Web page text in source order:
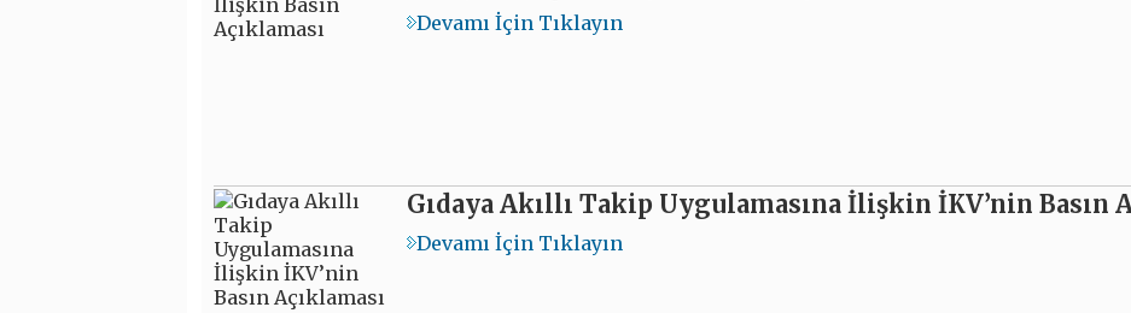
Devamı İçin Tıklayın
Gıdaya Akıllı Takip Uygulamasına İlişkin İKV’nin Basın
Devamı İçin Tıklayın